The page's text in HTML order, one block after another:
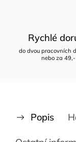
Rychlé
do dvou pracovních
nebo za 49,-
Popis